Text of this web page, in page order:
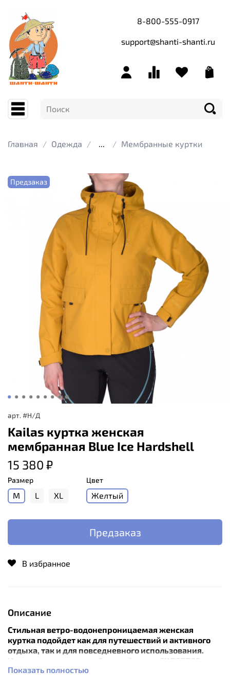
8-800-555-0917
support@shanti-shanti.ru
Главная Одежда Мембранные куртки
Предзаказ
арт. #Н/Д
Kailas куртка женская
мембранная Blue Ice Hardshell
15 380 ₽
Размер
M L XL
Цвет
Желтый
Предзаказ
В избранное
Описание
Стильная ветро-водонепроницаемая женская
куртка подойдет как для путешествий и активного
отдыха, так и для повседневного использования.
Изготовленная из мембранной ткани FILTERTEC
куртка надежно защищает в штормовую погоду и
Показать полностью